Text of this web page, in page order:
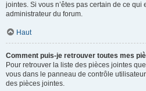
jointes. Si vous n’êtes pas certain de ce qui
administrateur du forum.
Haut
Comment puis-je retrouver toutes mes
Pour retrouver la liste des pièces jointes
vous dans le panneau de contrôle
des pièces jointes.